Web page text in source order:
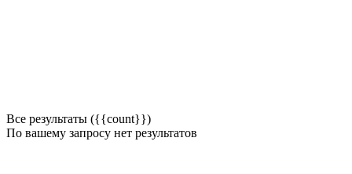
Все результаты ({{count}})
По вашему запросу нет результатов